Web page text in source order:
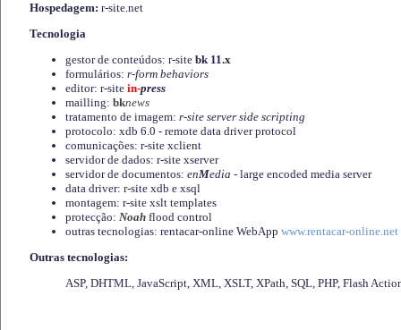
Hospedagem: r-site.net
Tecnologia
gestor de conteúdos: r-site bk 11.x
formulários: r-form behaviors
editor: r-site in-press
mailling: bknews
tratamento de imagem: r-site server side scripting
protocolo: xdb 6.0 - remote data driver protocol
comunicações: r-site xclient
servidor de dados: r-site xserver
servidor de documentos: enMedia - large encoded media server
data driver: r-site xdb e xsql
montagem: r-site xslt templates
protecção: Noah flood control
outras tecnologias: rentacar-online WebApp www.rentacar-online.net
Outras tecnologias:
ASP, DHTML, JavaScript, XML, XSLT, XPath, SQL, PHP, Flash